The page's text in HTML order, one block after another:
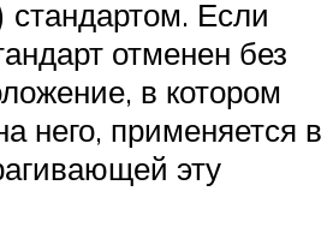
Если
отменен без
в котором
него, применяется в
эту